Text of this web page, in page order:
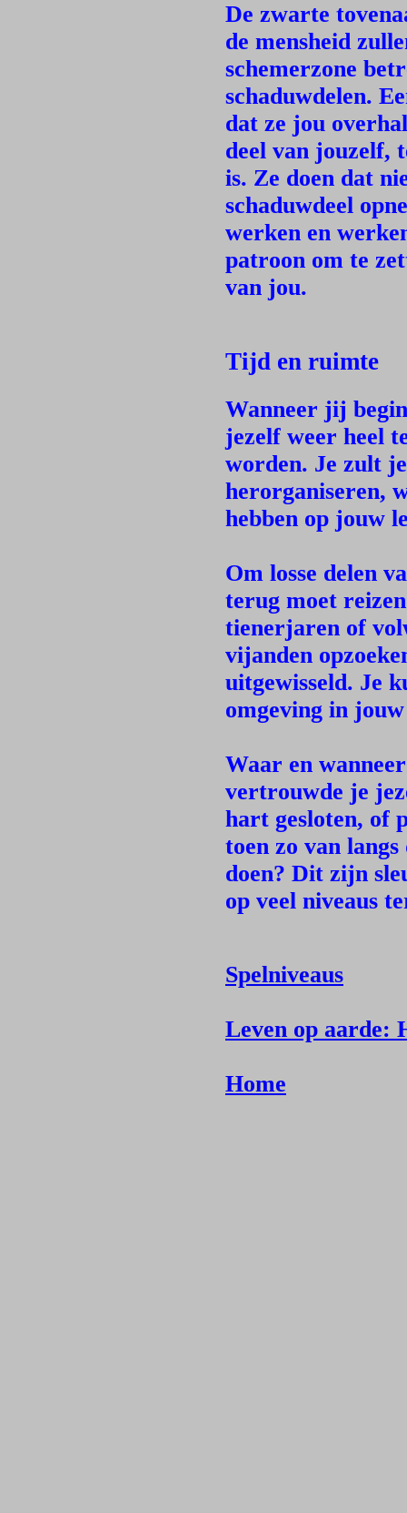
De zwarte
de mensheid
schemerzone
schaduwdelen.
dat ze jou
deel van jouzelf,
is. Ze doen dat
schaduwdeel
werken en
patroon om te
van jou.
Tijd en ruimte
Wanneer jij
jezelf weer heel
worden. Je zult
herorganiseren,
hebben op jouw
Om losse delen
terug moet
tienerjaren of
vijanden
uitgewisseld. Je
omgeving in
Waar en
vertrouwde je
hart gesloten, of
toen zo van
doen? Dit zijn
op veel niveaus
Spelniveaus
Leven op aarde:
Home